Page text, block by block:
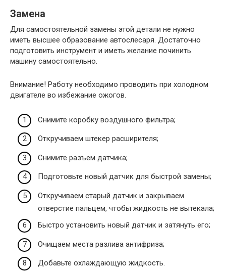
Замена
Для самостоятельной замены этой детали не нужно
иметь высшее образование автослесаря. Достаточно
подготовить инструмент и иметь желание починить
машину самостоятельно.
Внимание! Работу необходимо проводить при холодном
двигателе во избежание ожогов.
Снимите коробку воздушного фильтра;
Откручиваем штекер расширителя;
Снимите разъем датчика;
Подготовьте новый датчик для быстрой замены;
Откручиваем старый датчик и закрываем
отверстие пальцем, чтобы жидкость не вытекала;
Быстро установить новый датчик и затянуть его;
Очищаем места разлива антифриза;
Добавьте охлаждающую жидкость.